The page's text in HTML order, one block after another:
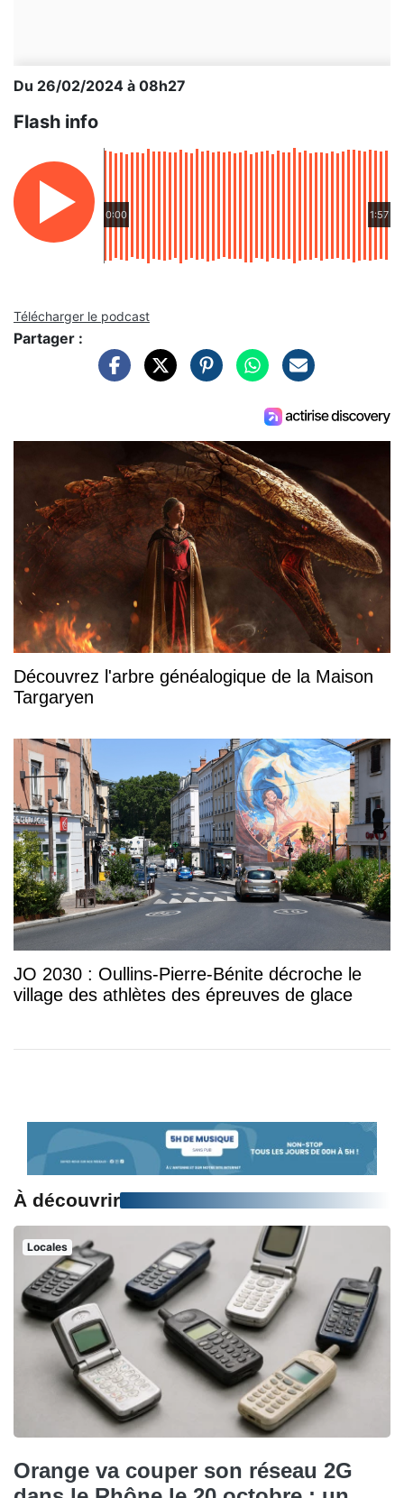
Du 26/02/2024 à 08h27
Flash info
0:00 1:57
Télécharger le podcast
Partager :
Découvrez l'arbre généalogique de la Maison
Targaryen
JO 2030 : Oullins-Pierre-Bénite décroche le
village des athlètes des épreuves de glace
À découvrir
Locales
Orange va couper son réseau 2G